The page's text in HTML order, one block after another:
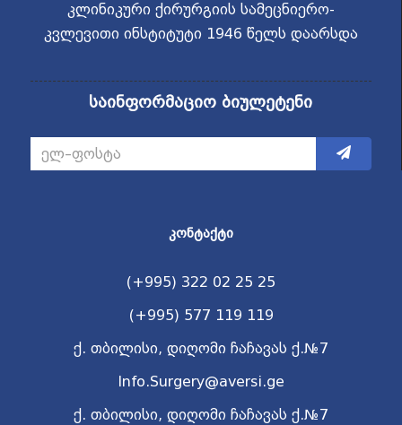
კლინიკური ქირურგიის სამეცნიერო-
კვლევითი ინსტიტუტი 1946 წელს დაარსდა
საინფორმაციო ბიულეტენი
ᲙᲝᲜᲢᲐᲥᲢᲘ
(+995) 322 02 25 25
(+995) 577 119 119
ქ. თბილისი, დიღომი ჩაჩავას ქ.№7
Info.Surgery@aversi.ge
ქ. თბილისი, დიღომი ჩაჩავას ქ.№7